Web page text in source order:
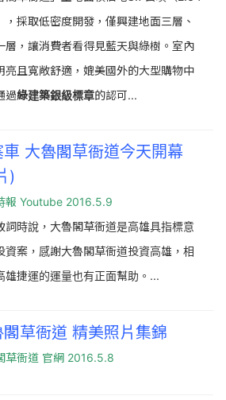
，採取低密度開發，僅興建地面三層、
層，讓消費者看得見藍天與綠樹。室內
亮且寬敞舒適，媲美國外的大型購物中
過綠建築銀級標章的認可...
車 大魯閣草衙道今天開幕
)
報 Youtube 2016.5.9
詞時說，大魯閣草衙道是高雄具指標意
資案，感謝大魯閣草衙道投資高雄，相
雄捷運的運量也有正面幫助。...
閣草衙道 精美照片集錦
草衙道 官網 2016.5.8